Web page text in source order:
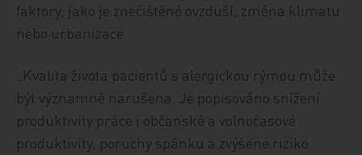
faktory, jako je znečištěné ovzduší, změna klimatu
nebo urbanizace.
„Kvalita života pacientů s alergickou rýmou může
být významně narušena. Je popisováno snížení
produktivity práce i občanské a volnočasové
produktivity, poruchy spánku a zvýšené riziko